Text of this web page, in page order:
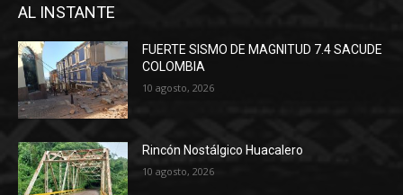
AL INSTANTE
FUERTE SISMO DE MAGNITUD 7.4 SACUDE
COLOMBIA
10 agosto, 2026
Rincón Nostálgico Huacalero
10 agosto, 2026